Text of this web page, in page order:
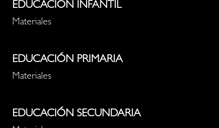
EDUCACIÓN INFANTIL
Materiales
EDUCACIÓN PRIMARIA
Materiales
EDUCACIÓN SECUNDARIA